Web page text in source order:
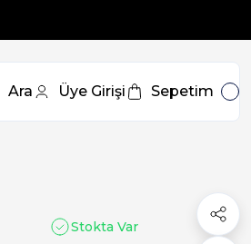
Ara Üye Girişi Sepetim
Stokta Var